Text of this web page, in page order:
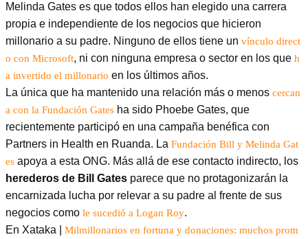
Melinda Gates es que todos ellos han elegido una carrera
propia e independiente de los negocios que hicieron
millonario a su padre. Ninguno de ellos tiene un vínculo direct
o con Microsoft, ni con ninguna empresa o sector en los que h
a invertido el millonario en los últimos años.
La única que ha mantenido una relación más o menos cercan
a con la Fundación Gates ha sido Phoebe Gates, que
recientemente participó en una campaña benéfica con
Partners in Health en Ruanda. La Fundación Bill y Melinda Gat
es apoya a esta ONG. Más allá de ese contacto indirecto, los
herederos de Bill Gates parece que no protagonizarán la
encarnizada lucha por relevar a su padre al frente de sus
negocios como le sucedió a Logan Roy.
En Xataka | Milmillonarios en fortuna y donaciones: muchos prom